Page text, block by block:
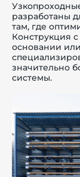
разработаны
там, где
Конструкция
основании
значительно
системы.